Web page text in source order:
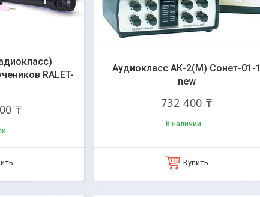
RALET-
₸
Аудиокласс АК-2(М) Сонет-01-1
new
732 400 ₸
В наличии
Купить